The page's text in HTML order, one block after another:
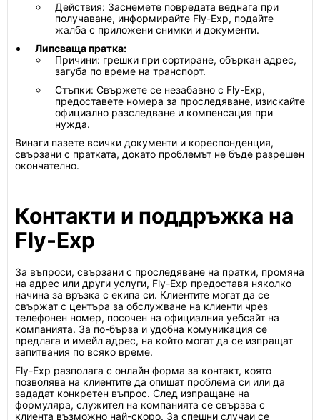
Действия: Заснемете повредата веднага при
получаване, информирайте Fly-Exp, подайте
жалба с приложени снимки и документи.
Липсваща пратка:
Причини: грешки при сортиране, объркан адрес,
загуба по време на транспорт.
Стъпки: Свържете се незабавно с Fly-Exp,
предоставете номера за проследяване, изискайте
официално разследване и компенсация при
нужда.
Винаги пазете всички документи и кореспонденция,
свързани с пратката, докато проблемът не бъде разрешен
окончателно.
Контакти и поддръжка на
Fly-Exp
За въпроси, свързани с проследяване на пратки, промяна
на адрес или други услуги, Fly-Exp предоставя няколко
начина за връзка с екипа си. Клиентите могат да се
свържат с центъра за обслужване на клиенти чрез
телефонен номер, посочен на официалния уебсайт на
компанията. За по-бърза и удобна комуникация се
предлага и имейл адрес, на който могат да се изпращат
запитвания по всяко време.
Fly-Exp разполага с онлайн форма за контакт, която
позволява на клиентите да опишат проблема си или да
зададат конкретен въпрос. След изпращане на
формуляра, служител на компанията се свързва с
клиента възможно най-скоро. За спешни случаи се